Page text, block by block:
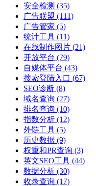
安全检测 (35)
广告联盟 (111)
广告管家 (5)
统计工具 (11)
在线制作图片 (21)
开放平台 (79)
自媒体平台 (43)
搜索登陆入口 (67)
SEO诊断 (8)
域名查询 (27)
排名查询 (10)
指数分析 (12)
外链工具 (5)
历史数据 (9)
权重和PR查询 (3)
英文SEO工具 (44)
数据分析 (30)
收录查询 (17)